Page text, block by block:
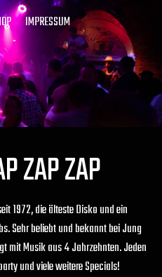
IMPRESSUM
ZAP ZAP
1972, die älteste Disko und ein
Sehr beliebt und bekannt bei Jung
mit Musik aus 4 Jahrzehnten. Jeden
und viele weitere Specials!